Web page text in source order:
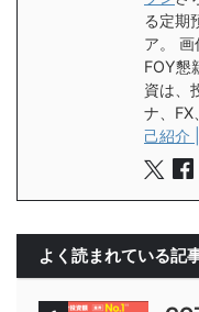
る定期
ア。
FOY懇
資は、
ナ、FX
己紹介
よく読まれている記